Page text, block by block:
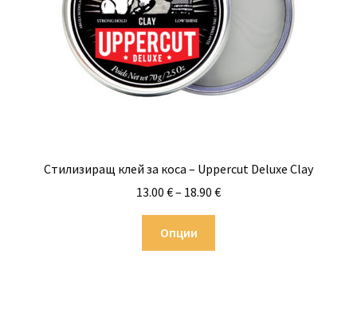
Стилизиращ клей за коса – Uppercut Deluxe Clay
13.00 €– 18.90 €Price
Опции